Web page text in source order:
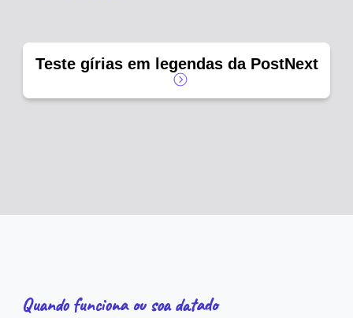
Teste gírias em legendas da PostNext
Quando funciona ou soa datado